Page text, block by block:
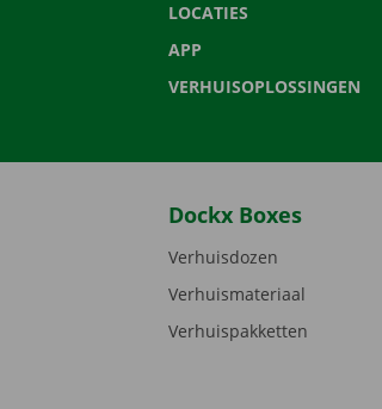
LOCATIES
APP
VERHUISOPLOSSINGEN
Dockx Boxes
Verhuisdozen
Verhuismateriaal
Verhuispakketten